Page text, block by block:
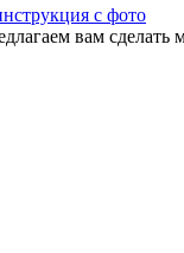
с фото
вам сделать